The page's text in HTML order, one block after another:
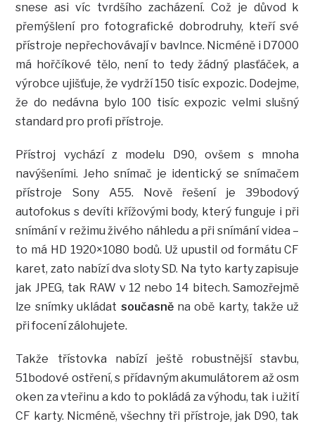
snese asi víc tvrdšího zacházení. Což je důvod k
přemýšlení pro fotografické dobrodruhy, kteří své
přístroje nepřechovávají v bavlnce. Nicméně i D7000
má hořčíkové tělo, není to tedy žádný plasťáček, a
výrobce ujišťuje, že vydrží 150 tisíc expozic. Dodejme,
že do nedávna bylo 100 tisíc expozic velmi slušný
standard pro profi přístroje.
Přístroj vychází z modelu D90, ovšem s mnoha
navýšeními. Jeho snímač je identický se snímačem
přístroje Sony A55. Nově řešení je 39bodový
autofokus s devíti křížovými body, který funguje i při
snímání v režimu živého náhledu a při snímání videa –
to má HD 1920×1080 bodů. Už upustil od formátu CF
karet, zato nabízí dva sloty SD. Na tyto karty zapisuje
jak JPEG, tak RAW v 12 nebo 14 bitech. Samozřejmě
lze snímky ukládat současněna obě karty, takže už
při focení zálohujete.
Takže třístovka nabízí ještě robustnější stavbu,
51bodové ostření, s přídavným akumulátorem až osm
oken za vteřinu a kdo to pokládá za výhodu, tak i užití
CF karty. Nicméně, všechny tři přístroje, jak D90, tak